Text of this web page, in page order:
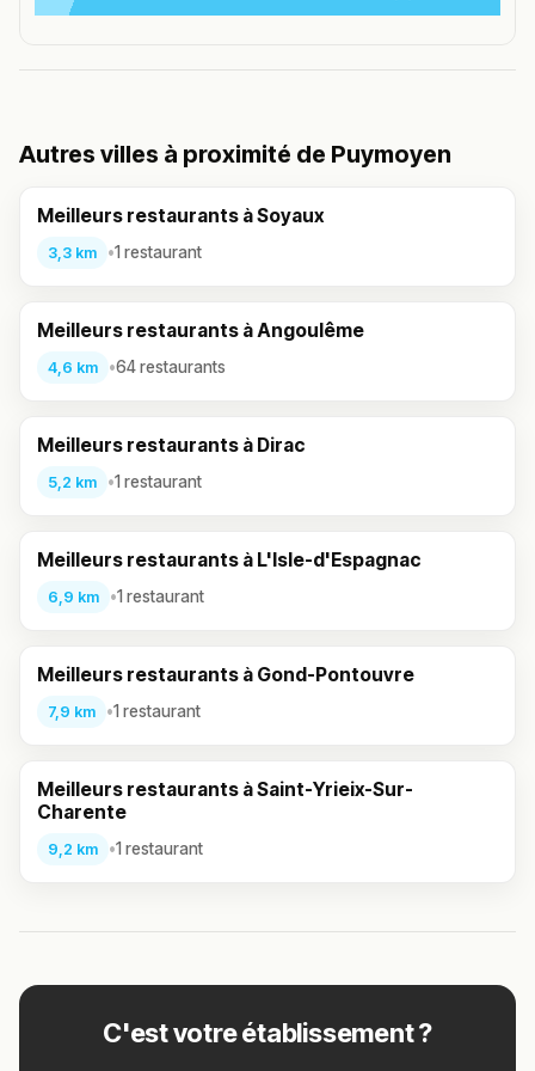
Autres villes à proximité de Puymoyen
Meilleurs restaurants à Soyaux
3,3 km •1 restaurant
Meilleurs restaurants à Angoulême
4,6 km •64 restaurants
Meilleurs restaurants à Dirac
5,2 km •1 restaurant
Meilleurs restaurants à L'Isle-d'Espagnac
6,9 km •1 restaurant
Meilleurs restaurants à Gond-Pontouvre
7,9 km •1 restaurant
Meilleurs restaurants à Saint-Yrieix-Sur-
Charente
9,2 km •1 restaurant
C'est votre établissement ?